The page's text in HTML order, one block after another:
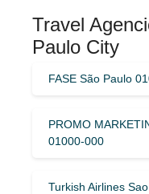
Travel
Paulo City
FASE São Paulo
PROMO
01000-000
Turkish Airlines